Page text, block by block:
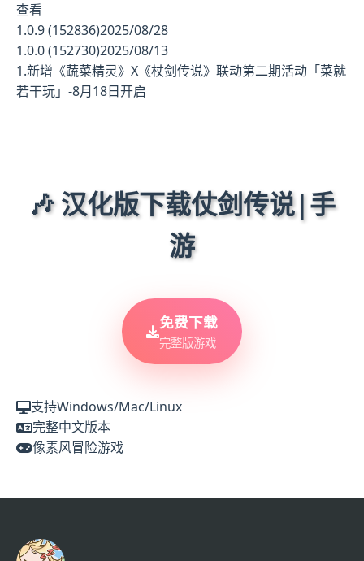
查看
1.0.9 (152836)2025/08/28
1.0.0 (152730)2025/08/13
1.新增《蔬菜精灵》X《杖剑传说》联动第二期活动「菜就
若干玩」-8月18日开启
🎶 汉化版下载仗剑传说|手
游
免费下载
完整版游戏
支持Windows/Mac/Linux
完整中文版本
像素风冒险游戏